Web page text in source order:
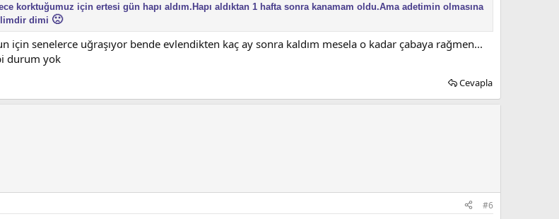
korktuğumuz için ertesi gün hapı aldım.Hapı aldıktan 1 hafta sonra kanamam oldu.Ama adetimin olmasına
dimi 🙁
senelerce uğraşıyor bende evlendikten kaç ay sonra kaldım mesela o kadar çabaya rağmen...
durum yok
Cevapla
#6